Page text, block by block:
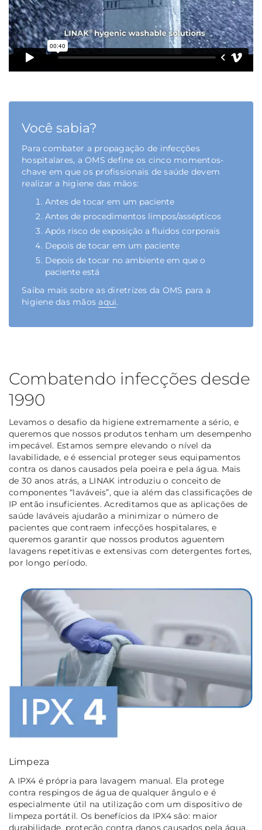
Você sabia?
Para combater a propagação de infecções
hospitalares, a OMS define os cinco momentos-
chave em que os profissionais de saúde devem
realizar a higiene das mãos:
Antes de tocar em um paciente
Antes de procedimentos limpos/assépticos
Após risco de exposição a fluidos corporais
Depois de tocar em um paciente
Depois de tocar no ambiente em que o
paciente está
Saiba mais sobre as diretrizes da OMS para a
higiene das mãos aqui.
Combatendo infecções desde
1990
Levamos o desafio da higiene extremamente a sério, e
queremos que nossos produtos tenham um desempenho
impecável. Estamos sempre elevando o nível da
lavabilidade, e é essencial proteger seus equipamentos
contra os danos causados pela poeira e pela água. Mais
de 30 anos atrás, a LINAK introduziu o conceito de
componentes “laváveis”, que ia além das classificações de
IP então insuficientes. Acreditamos que as aplicações de
saúde laváveis ajudarão a minimizar o número de
pacientes que contraem infecções hospitalares, e
queremos garantir que nossos produtos aguentem
lavagens repetitivas e extensivas com detergentes fortes,
por longo período.
Limpeza
A IPX4 é própria para lavagem manual. Ela protege
contra respingos de água de qualquer ângulo e é
especialmente útil na utilização com um dispositivo de
limpeza portátil. Os benefícios da IPX4 são: maior
durabilidade, proteção contra danos causados pela água,